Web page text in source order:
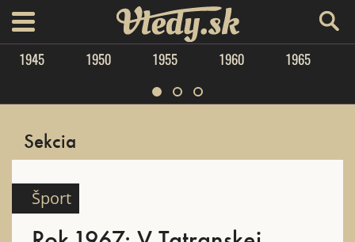
menu Vtedy.sk
1945 1950 1955 1960 1965
Sekcia
Šport